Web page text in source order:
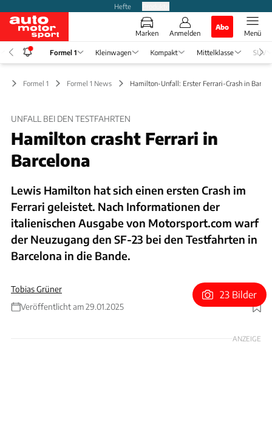
Hefte
Marken Anmelden
Abo
Menü
Formel 1 Kleinwagen Kompakt Mittelklasse SUV
Formel 1 Formel 1 News Hamilton-Unfall: Erster Ferrari-Crash in
UNFALL BEI DEN TESTFAHRTEN
Hamilton crasht Ferrari in
Barcelona
Lewis Hamilton hat sich einen ersten Crash im
Ferrari geleistet. Nach Informationen der
italienischen Ausgabe von Motorsport.com warf
der Neuzugang den SF-23 bei den Testfahrten in
Barcelona in die Bande.
Tobias Grüner
Veröffentlicht am 29.01.2025
Foto: Ferrari
23 Bilder
ANZEIGE